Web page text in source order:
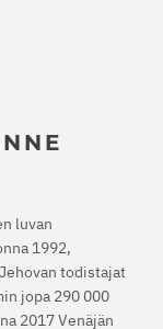
luvan
1992,
todistajat
jopa 290 000
2017 Venäjän